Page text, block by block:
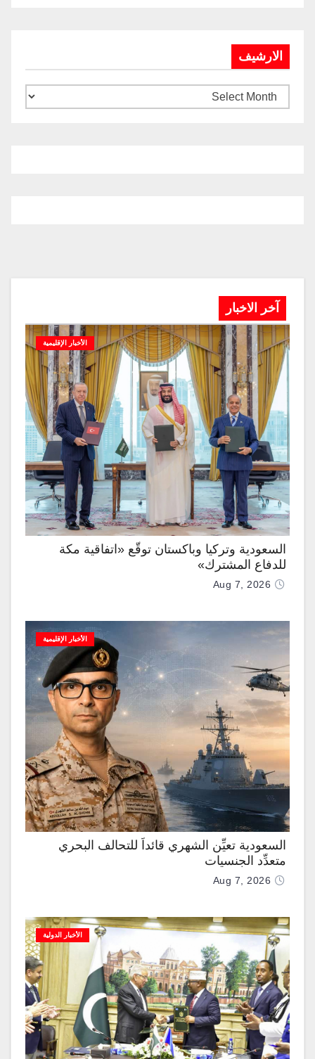
الارشيف
آخر الاخبار
الأخبار الإقليمية
السعودية وتركيا وباكستان توقّع «اتفاقية مكة
للدفاع المشترك»
Aug 7, 2026
الأخبار الإقليمية
السعودية تعيِّن الشهري قائداً للتحالف البحري
متعدِّد الجنسيات
Aug 7, 2026
الأخبار الدولية